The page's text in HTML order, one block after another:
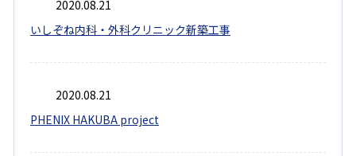
2020.08.21
いしぞね内科・外科クリニック新築工事
2020.08.21
PHENIX HAKUBA project